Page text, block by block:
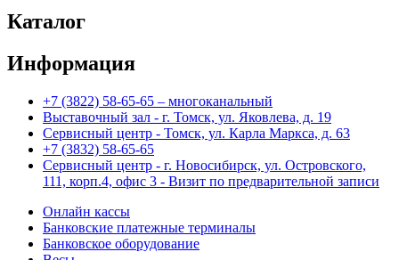
Каталог
Информация
+7 (3822) 58-65-65 – многоканальный
Выставочный зал - г. Томск, ул. Яковлева, д. 19
Сервисный центр - Томск, ул. Карла Маркса, д. 63
+7 (3832) 58-65-65
Сервисный центр - г. Новосибирск, ул. Островского,
111, корп.4, офис 3 - Визит по предварительной записи
Онлайн кассы
Банковские платежные терминалы
Банковское оборудование